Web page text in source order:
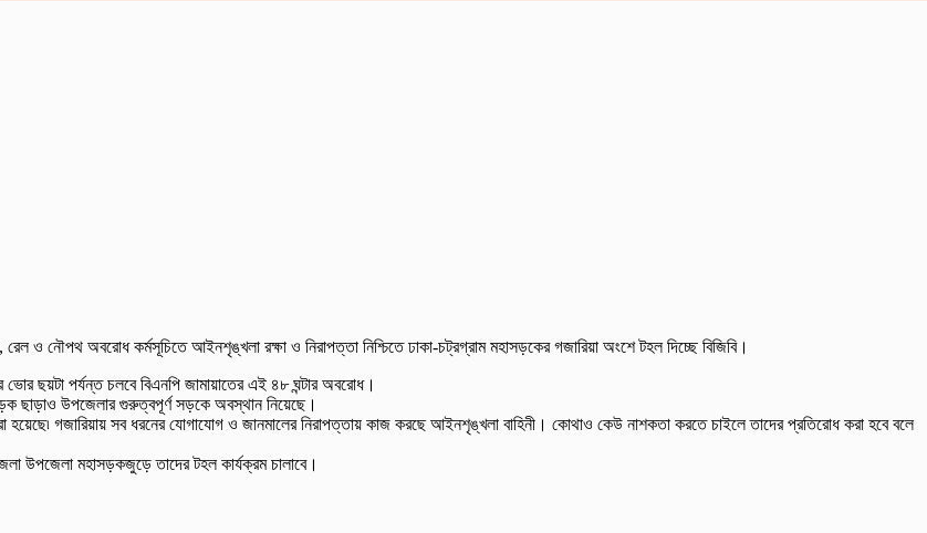
ও নৌপথ অবরোধ কর্মসূচিতে আইনশৃঙ্খলা রক্ষা ও নিরাপত্তা নিশ্চিতে ঢাকা-চট্রগ্রাম মহাসড়কের গজারিয়া অংশে টহল দিচ্ছে বিজিবি।
ছয়টা পর্যন্ত চলবে বিএনপি জামায়াতের এই ৪৮ ঘন্টার অবরোধ।
ছাড়াও উপজেলার গুরুত্বপূর্ণ সড়কে অবস্থান নিয়েছে।
গজারিয়ায় সব ধরনের যোগাযোগ ও জানমালের নিরাপত্তায় কাজ করছে আইনশৃঙ্খলা বাহিনী। কোথাও কেউ নাশকতা করতে চাইলে তাদের প্রতিরোধ করা হবে বলে
উপজেলা মহাসড়কজুড়ে তাদের টহল কার্যক্রম চালাবে।